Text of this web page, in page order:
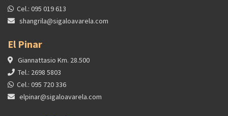
Cel.: 095 019 613
shangrila@sigaloavarela.com
El Pinar
Giannattasio Km. 28.500
Tel.: 2698 5803
Cel.: 095 720 336
elpinar@sigaloavarela.com